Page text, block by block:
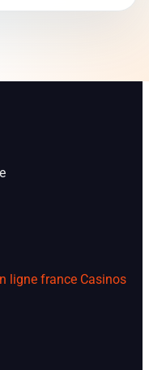
ligne france Casinos